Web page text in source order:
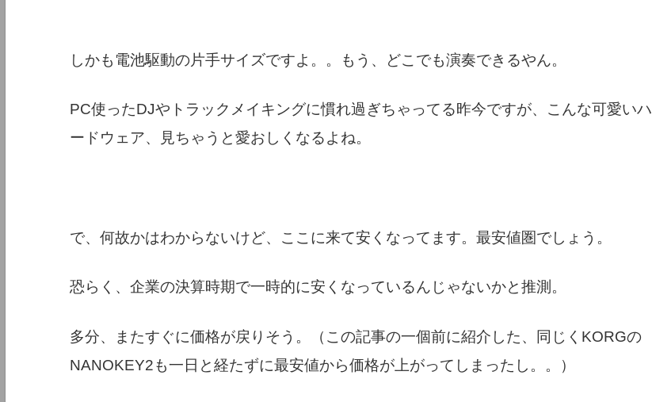
しかも電池駆動の片手サイズですよ。。もう、どこでも演奏できるやん。
PC使ったDJやトラックメイキングに慣れ過ぎちゃってる昨今ですが、こんな可愛いハ
ードウェア、見ちゃうと愛おしくなるよね。
で、何故かはわからないけど、ここに来て安くなってます。最安値圏でしょう。
恐らく、企業の決算時期で一時的に安くなっているんじゃないかと推測。
多分、またすぐに価格が戻りそう。（この記事の一個前に紹介した、同じくKORGの
NANOKEY2も一日と経たずに最安値から価格が上がってしまったし。。）